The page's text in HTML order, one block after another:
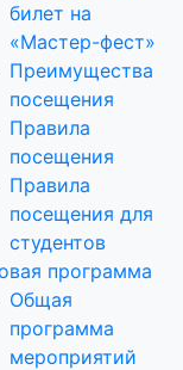
билет на
«Мастер-фест»
Преимущества
посещения
Правила
посещения
Правила
посещения для
студентов
программа
Общая
программа
мероприятий